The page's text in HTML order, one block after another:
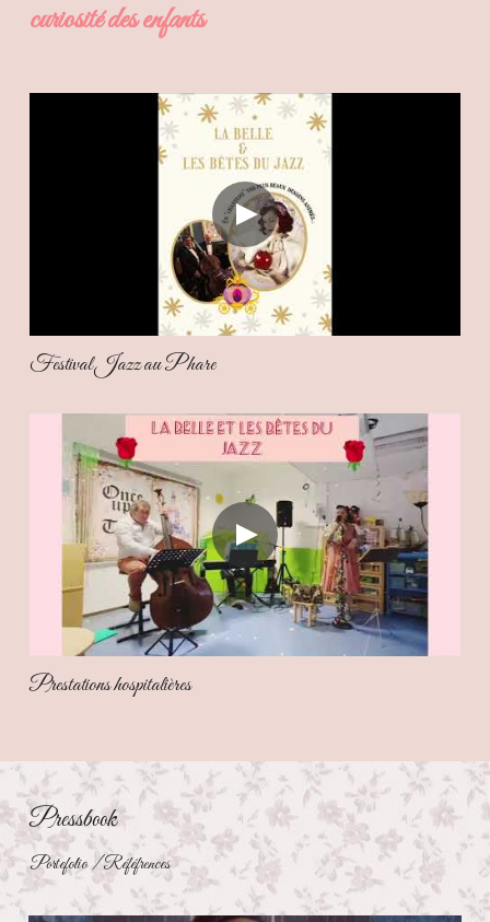
curiosité des enfants
Festival Jazz au Phare
Prestations hospitalières
Pressbook
Portefolio / Réféfrences